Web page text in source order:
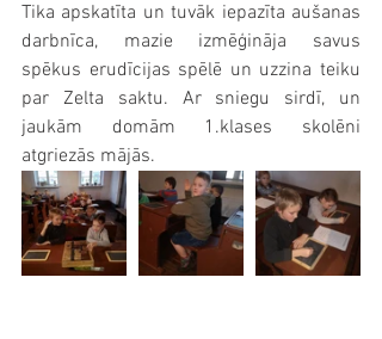
Tika apskatīta un tuvāk iepazīta aušanas
darbnīca, mazie izmēģināja savus
spēkus erudīcijas spēlē un uzzina teiku
par Zelta saktu. Ar sniegu sirdī, un
jaukām domām 1.klases skolēni
atgriezās mājās.